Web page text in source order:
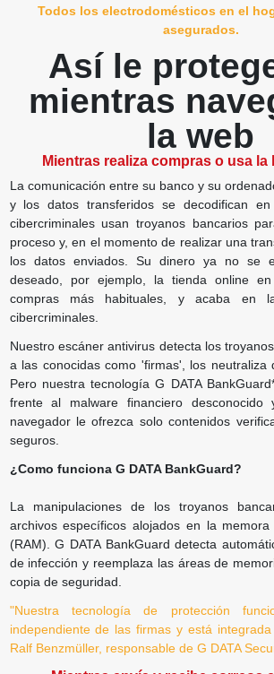
Todos los electrodomésticos en el
asegurados.
Así le
mientras
la web
Mientras realiza compras o usa la
La comunicación entre su banco y su
y los datos transferidos se decodifican
cibercriminales usan troyanos bancarios
proceso y, en el momento de realizar una
los datos enviados. Su dinero ya no se
deseado, por ejemplo, la tienda online
compras más habituales, y acaba en
cibercriminales.
Nuestro escáner antivirus detecta los
a las conocidas como 'firmas', los neutraliza
Pero nuestra tecnología G DATA
frente al malware financiero
navegador le ofrezca solo contenidos
seguros.
¿Como funciona G DATA BankGuard?
La manipulaciones de los troyanos
archivos específicos alojados en la
(RAM). G DATA BankGuard detecta
de infección y reemplaza las áreas de
copia de seguridad.
"Nuestra tecnología de protección
independiente de las firmas y está
Ralf Benzmüller, responsable de G DATA